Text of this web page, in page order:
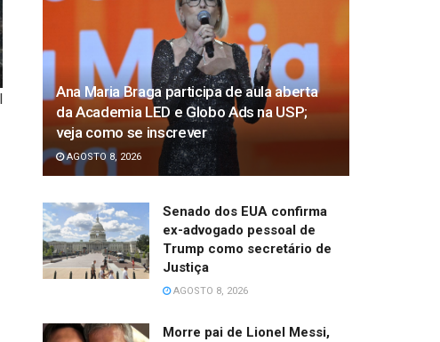
Ana Maria Braga participa de aula aberta
da Academia LED e Globo Ads na USP;
veja como se inscrever
AGOSTO 8, 2026
Senado dos EUA confirma
ex-advogado pessoal de
Trump como secretário de
Justiça
AGOSTO 8, 2026
Morre pai de Lionel Messi,